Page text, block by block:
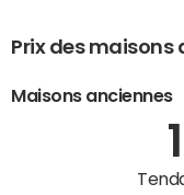
Prix des maisons
Maisons anciennes